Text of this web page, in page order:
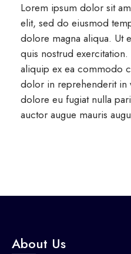
Lorem ipsum dolor sit
elit, sed do eiusmod
dolore magna aliqua. Ut
quis nostrud
aliquip ex ea commodo
dolor in reprehenderit in
dolore eu fugiat nulla
auctor augue mauris
About Us